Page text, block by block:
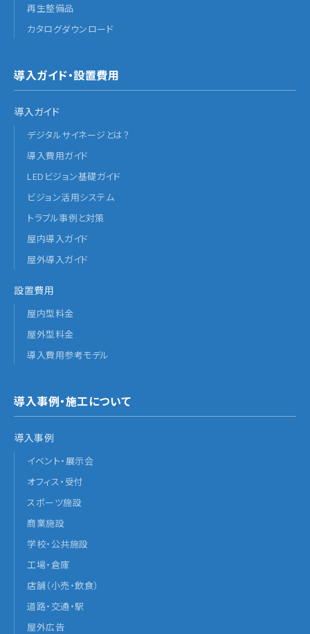
再生整備品
カタログダウンロード
導入ガイド・設置費用
導入ガイド
デジタルサイネージとは？
導入費用ガイド
LEDビジョン基礎ガイド
ビジョン活用システム
トラブル事例と対策
屋内導入ガイド
屋外導入ガイド
設置費用
屋内型料金
屋外型料金
導入費用参考モデル
導入事例・施工について
導入事例
イベント・展示会
オフィス・受付
スポーツ施設
商業施設
学校・公共施設
工場・倉庫
店舗（小売・飲食）
道路・交通・駅
屋外広告